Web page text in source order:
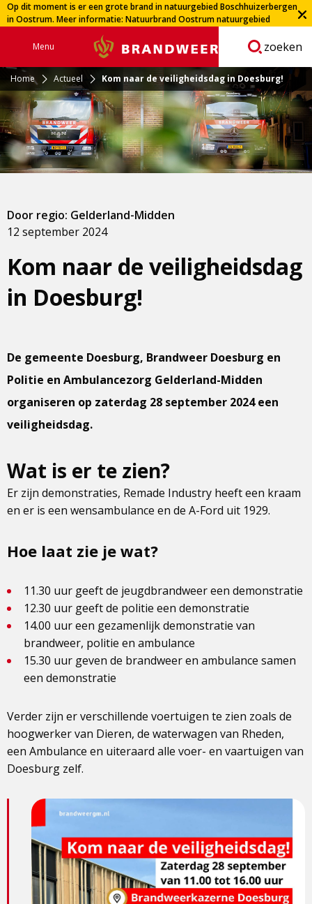
Op dit moment is er een grote brand in natuurgebied Boschhuizerbergen
in Oostrum. Meer informatie: Natuurbrand Oostrum natuurgebied
Menu
Brandweer zoeken
Home Actueel Kom naar de veiligheidsdag in Doesburg!
Kom naar de veiligheidsdag
in Doesburg!
12 september 2024
Door regio: Gelderland-Midden
De gemeente Doesburg, Brandweer Doesburg en
Politie en Ambulancezorg Gelderland-Midden
organiseren op zaterdag 28 september 2024 een
veiligheidsdag.
Wat is er te zien?
Er zijn demonstraties, Remade Industry heeft een kraam
en er is een wensambulance en de A-Ford uit 1929.
Hoe laat zie je wat?
11.30 uur geeft de jeugdbrandweer een demonstratie
12.30 uur geeft de politie een demonstratie
14.00 uur een gezamenlijk demonstratie van
brandweer, politie en ambulance
15.30 uur geven de brandweer en ambulance samen
een demonstratie
Verder zijn er verschillende voertuigen te zien zoals de
hoogwerker van Dieren, de waterwagen van Rheden,
een Ambulance en uiteraard alle voer- en vaartuigen van
Doesburg zelf.